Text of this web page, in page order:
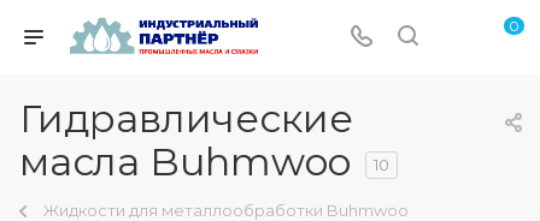
0
Гидравлические
масла Buhmwoo
10
Жидкости для металлообработки Buhmwoo